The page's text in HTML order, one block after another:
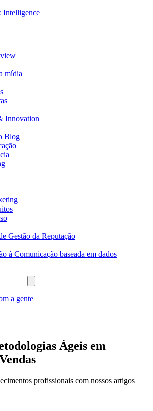
mídia
Innovation
Blog
Gestão da Reputação
à Comunicação baseada em dados
a gente
Ágeis em
profissionais com nossos artigos